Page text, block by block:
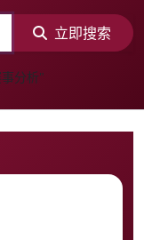
立即搜索
分析"